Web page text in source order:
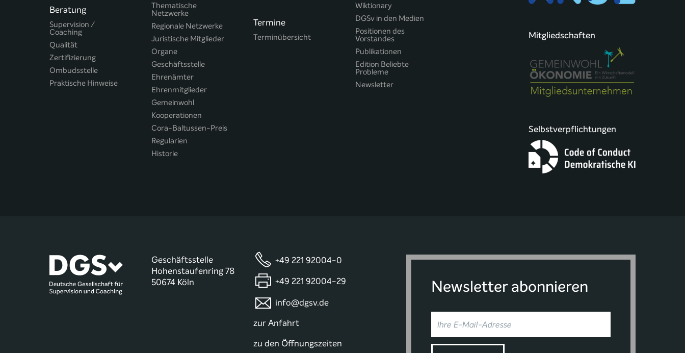
Beratung
Supervision /
Coaching
Qualität
Zertifizierung
Ombudsstelle
Praktische Hinweise
Thematische
Netzwerke
Regionale Netzwerke
Juristische Mitglieder
Organe
Geschäftsstelle
Ehrenämter
Ehrenmitglieder
Gemeinwohl
Kooperationen
Cora-Baltussen-Preis
Regularien
Historie
Termine
Terminübersicht
Wiktionary
DGSv in den Medien
Positionen des
Vorstandes
Publikationen
Edition Beliebte
Probleme
Newsletter
Mitgliedschaften
Selbstverpflichtungen
Geschäftsstelle
Hohenstaufenring 78
50674 Köln
+49 221 92004-0
+49 221 92004-29
info@dgsv.de
zur Anfahrt
zu den Öffnungszeiten
Newsletter abonnieren